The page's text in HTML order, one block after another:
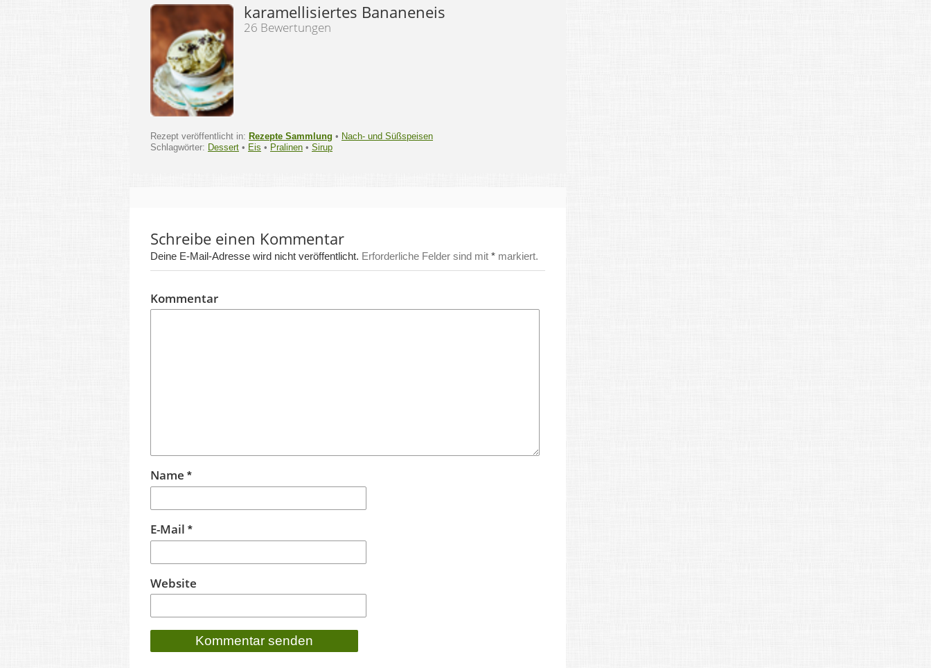
karamellisiertes Bananeneis
26 Bewertungen
Rezept veröffentlicht in: Rezepte Sammlung • Nach- und Süßspeisen
Schlagwörter: Dessert • Eis • Pralinen • Sirup
Schreibe einen Kommentar
Deine E-Mail-Adresse wird nicht veröffentlicht. Erforderliche Felder sind mit * markiert.
Kommentar
Name *
E-Mail *
Website